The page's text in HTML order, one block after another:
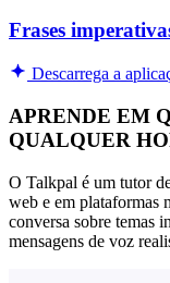
Frases
Descarrega a
APRENDE EM
QUALQUER
O Talkpal é um tutor
web e em plataformas
conversa sobre temas
mensagens de voz